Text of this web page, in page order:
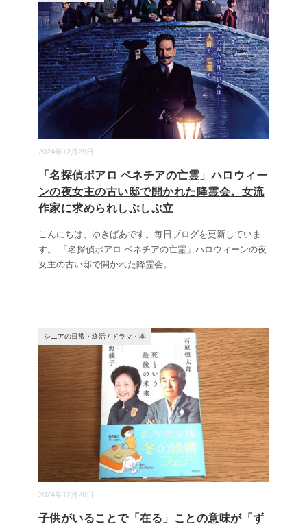
2024年12月29日
「名探偵ポアロ ベネチアの亡霊」ハロウィー
ンの夜女主の古い邸で開かれた降霊会。女流
作家に求められしぶしぶ立
こんにちは、ゆきばあです。毎日ブログを更新していま
す。 「名探偵ポアロ ベネチアの亡霊」ハロウィーンの夜
女主の古い邸で開かれた降霊会。 ...
2024年12月28日
シニアの日常・終活 / ドラマ・本
子供がいることで「在る」ことの意味が「ず